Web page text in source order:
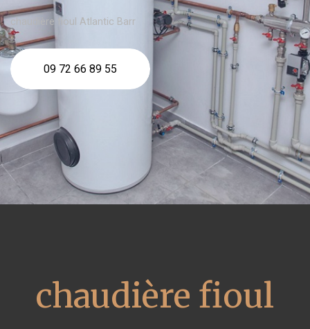
chaudière fioul Atlantic Barr
09 72 66 89 55
chaudière fioul